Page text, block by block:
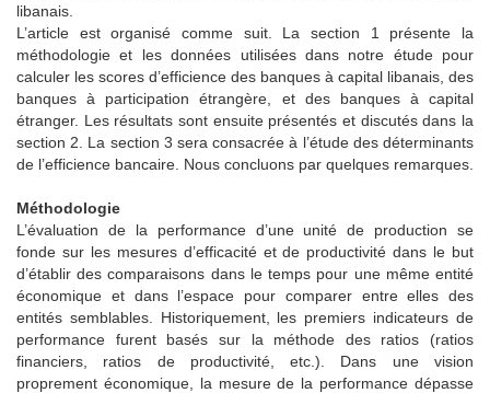
libanais.
L’article est organisé comme suit. La section 1 présente la
méthodologie et les données utilisées dans notre étude pour
calculer les scores d’efficience des banques à capital libanais, des
banques à participation étrangère, et des banques à capital
étranger. Les résultats sont ensuite présentés et discutés dans la
section 2. La section 3 sera consacrée à l’étude des déterminants
de l’efficience bancaire. Nous concluons par quelques remarques.
Méthodologie
L’évaluation de la performance d’une unité de production se
fonde sur les mesures d’efficacité et de productivité dans le but
d’établir des comparaisons dans le temps pour une même entité
économique et dans l’espace pour comparer entre elles des
entités semblables. Historiquement, les premiers indicateurs de
performance furent basés sur la méthode des ratios (ratios
financiers, ratios de productivité, etc.). Dans une vision
proprement économique, la mesure de la performance dépasse